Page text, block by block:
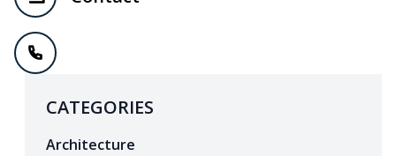
CATEGORIES
Architecture